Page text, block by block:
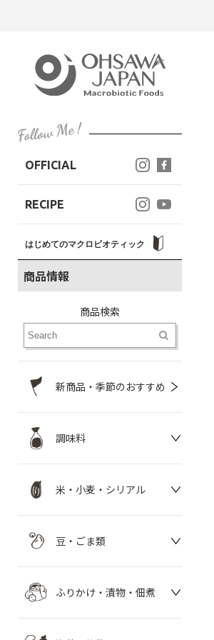
OFFICIAL
RECIPE
はじめてのマクロビオティック
商品情報
商品検索
新商品・季節のおすすめ
調味料
米・小麦・シリアル
豆・ごま類
ふりかけ・漬物・佃煮